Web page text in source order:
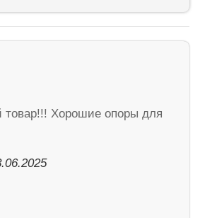
товар!!! Хорошие опоры для